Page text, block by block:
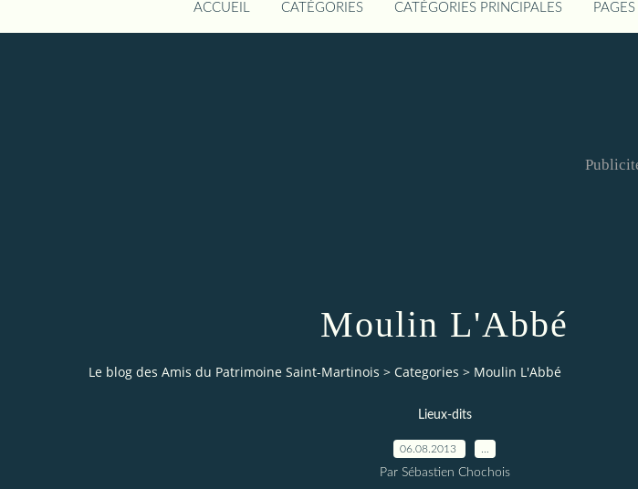
ACCUEIL CATÉGORIES CATÉGORIES PRINCIPALES PAGES
Moulin L'Abbé
Le blog des Amis du Patrimoine Saint-Martinois > Categories > Moulin L'Abbé
Lieux-dits
06.08.2013
Par Sébastien Chochois